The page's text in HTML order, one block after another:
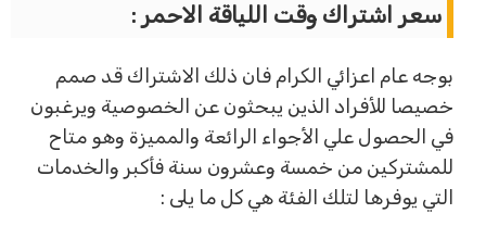
سعر اشتراك وقت اللياقة الاحمر :
بوجه عام اعزائي الكرام فان ذلك الاشتراك قد صمم
خصيصا للأفراد الذين يبحثون عن الخصوصية ويرغبون
في الحصول علي الأجواء الرائعة والمميزة وهو متاح
للمشتركين من خمسة وعشرون سنة فأكبر والخدمات
التي يوفرها لتلك الفئة هي كل ما يلى :